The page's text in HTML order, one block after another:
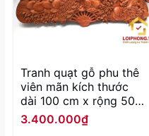
Tranh quạt gỗ phu thê
viên mãn kích thước
dài 100 cm x rộng 50
cm x dày 4 cm
3.400.000₫